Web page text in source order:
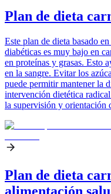
Plan de dieta
Este plan de dieta basado
diabéticas es muy bajo en
en proteínas y grasas. Esto
en la sangre. Evitar los
puede permitir mantener la
intervención dietética
la supervisión y orientación
Plan de dieta